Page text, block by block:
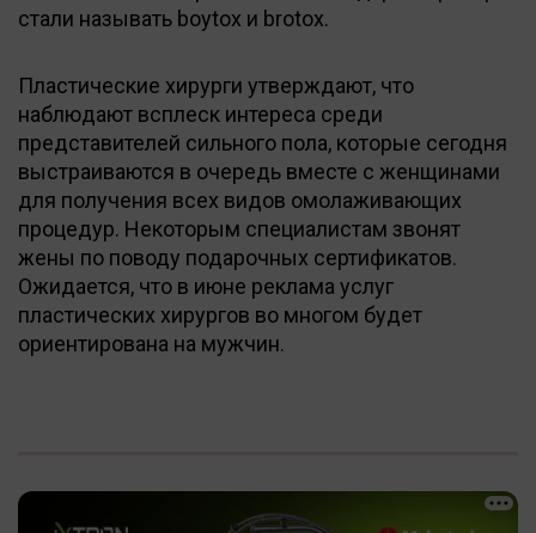
стали называть boytox и brotox.
Пластические хирурги утверждают, что
наблюдают всплеск интереса среди
представителей сильного пола, которые сегодня
выстраиваются в очередь вместе с женщинами
для получения всех видов омолаживающих
процедур. Некоторым специалистам звонят
жены по поводу подарочных сертификатов.
Ожидается, что в июне реклама услуг
пластических хирургов во многом будет
ориентирована на мужчин.